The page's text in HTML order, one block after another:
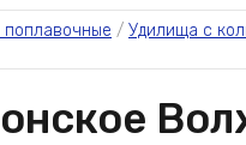
/ Удилища с